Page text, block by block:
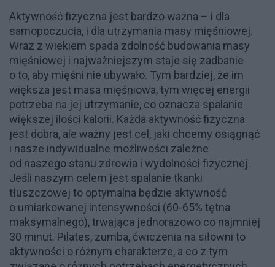
Aktywność fizyczna jest bardzo ważna – i dla
samopoczucia, i dla utrzymania masy mięśniowej.
Wraz z wiekiem spada zdolność budowania masy
mięśniowej i najważniejszym staje się zadbanie
o to, aby mięśni nie ubywało. Tym bardziej, że im
większa jest masa mięśniowa, tym więcej energii
potrzeba na jej utrzymanie, co oznacza spalanie
większej ilości kalorii. Każda aktywność fizyczna
jest dobra, ale ważny jest cel, jaki chcemy osiągnąć
i nasze indywidualne możliwości zależne
od naszego stanu zdrowia i wydolności fizycznej.
Jeśli naszym celem jest spalanie tkanki
tłuszczowej to optymalna będzie aktywność
o umiarkowanej intensywności (60-65% tętna
maksymalnego), trwająca jednorazowo co najmniej
30 minut. Pilates, zumba, ćwiczenia na siłowni to
aktywności o różnym charakterze, a co z tym